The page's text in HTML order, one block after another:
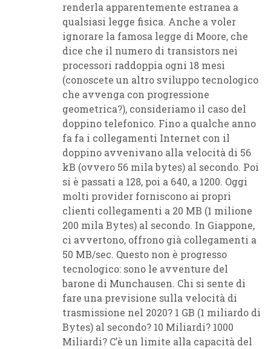
renderla apparentemente estranea a
qualsiasi legge fisica. Anche a voler
ignorare la famosa legge di Moore, che
dice che il numero di transistors nei
processori raddoppia ogni 18 mesi
(conoscete un altro sviluppo tecnologico
che avvenga con progressione
geometrica?), consideriamo il caso del
doppino telefonico. Fino a qualche anno
fa fa i collegamenti Internet con il
doppino avvenivano alla velocità di 56
kB (ovvero 56 mila bytes) al secondo. Poi
si è passati a 128, poi a 640, a 1200. Oggi
molti provider forniscono ai propri
clienti collegamenti a 20 MB (1 milione
200 mila Bytes) al secondo. In Giappone,
ci avvertono, offrono già collegamenti a
50 MB/sec. Questo non è progresso
tecnologico: sono le avventure del
barone di Munchausen. Chi si sente di
fare una previsione sulla velocità di
trasmissione nel 2020? 1 GB (1 miliardo di
Bytes) al secondo? 10 Miliardi? 1000
Miliardi? C’è un limite alla capacità del